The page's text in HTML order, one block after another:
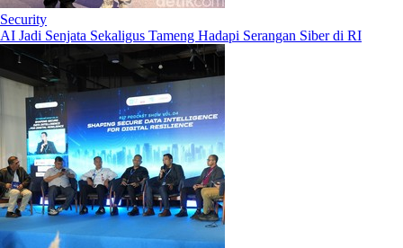
Security
AI Jadi Senjata Sekaligus Tameng Hadapi Serangan Siber di RI